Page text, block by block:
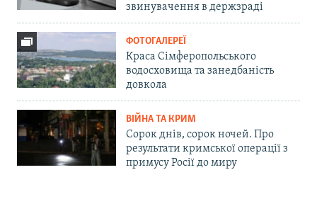
звинувачення в держзраді
ФОТОГАЛЕРЕЇ
Краса Сімферопольського
водосховища та занедбаність
довкола
ВІЙНА ТА КРИМ
Сорок днів, сорок ночей. Про
результати кримської операції з
примусу Росії до миру